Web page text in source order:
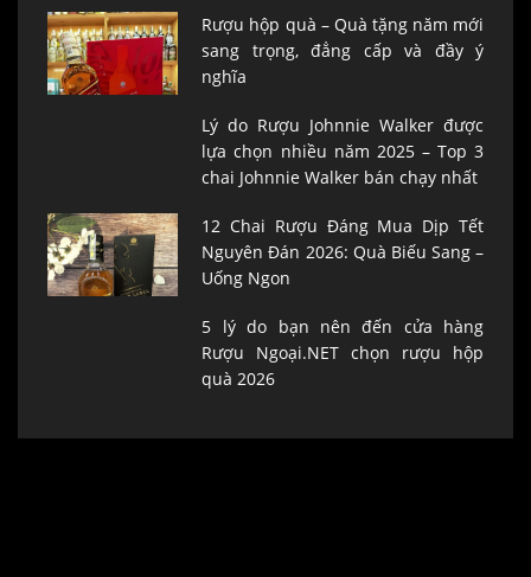
Rượu hộp quà – Quà tặng năm mới
sang trọng, đẳng cấp và đầy ý
nghĩa
Lý do Rượu Johnnie Walker được
lựa chọn nhiều năm 2025 – Top 3
chai Johnnie Walker bán chạy nhất
12 Chai Rượu Đáng Mua Dịp Tết
Nguyên Đán 2026: Quà Biếu Sang –
Uống Ngon
5 lý do bạn nên đến cửa hàng
Rượu Ngoại.NET chọn rượu hộp
quà 2026